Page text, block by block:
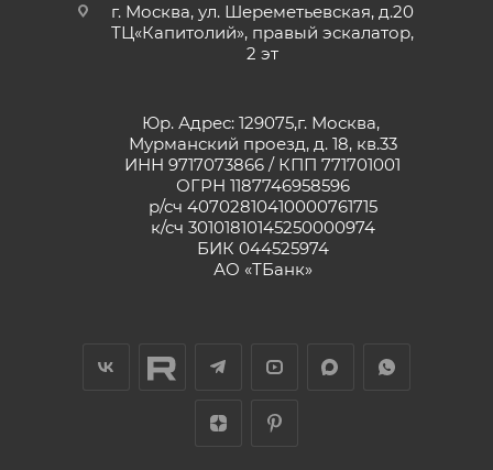
г. Москва, ул. Шереметьевская, д.20
ТЦ«Капитолий», правый эскалатор,
2 эт
Юр. Адрес: 129075,г. Москва,
Мурманский проезд, д. 18, кв.33
ИНН 9717073866 / КПП 771701001
ОГРН 1187746958596
р/сч 40702810410000761715
к/сч 30101810145250000974
БИК 044525974
АО «ТБанк»